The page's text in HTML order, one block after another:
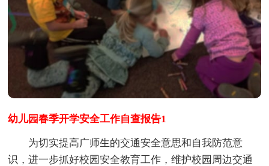
幼儿园春季开学安全工作自查报告1
为切实提高广师生的交通安全意思和自我防范意
识，进一步抓好校园安全教育工作，维护校园周边交通